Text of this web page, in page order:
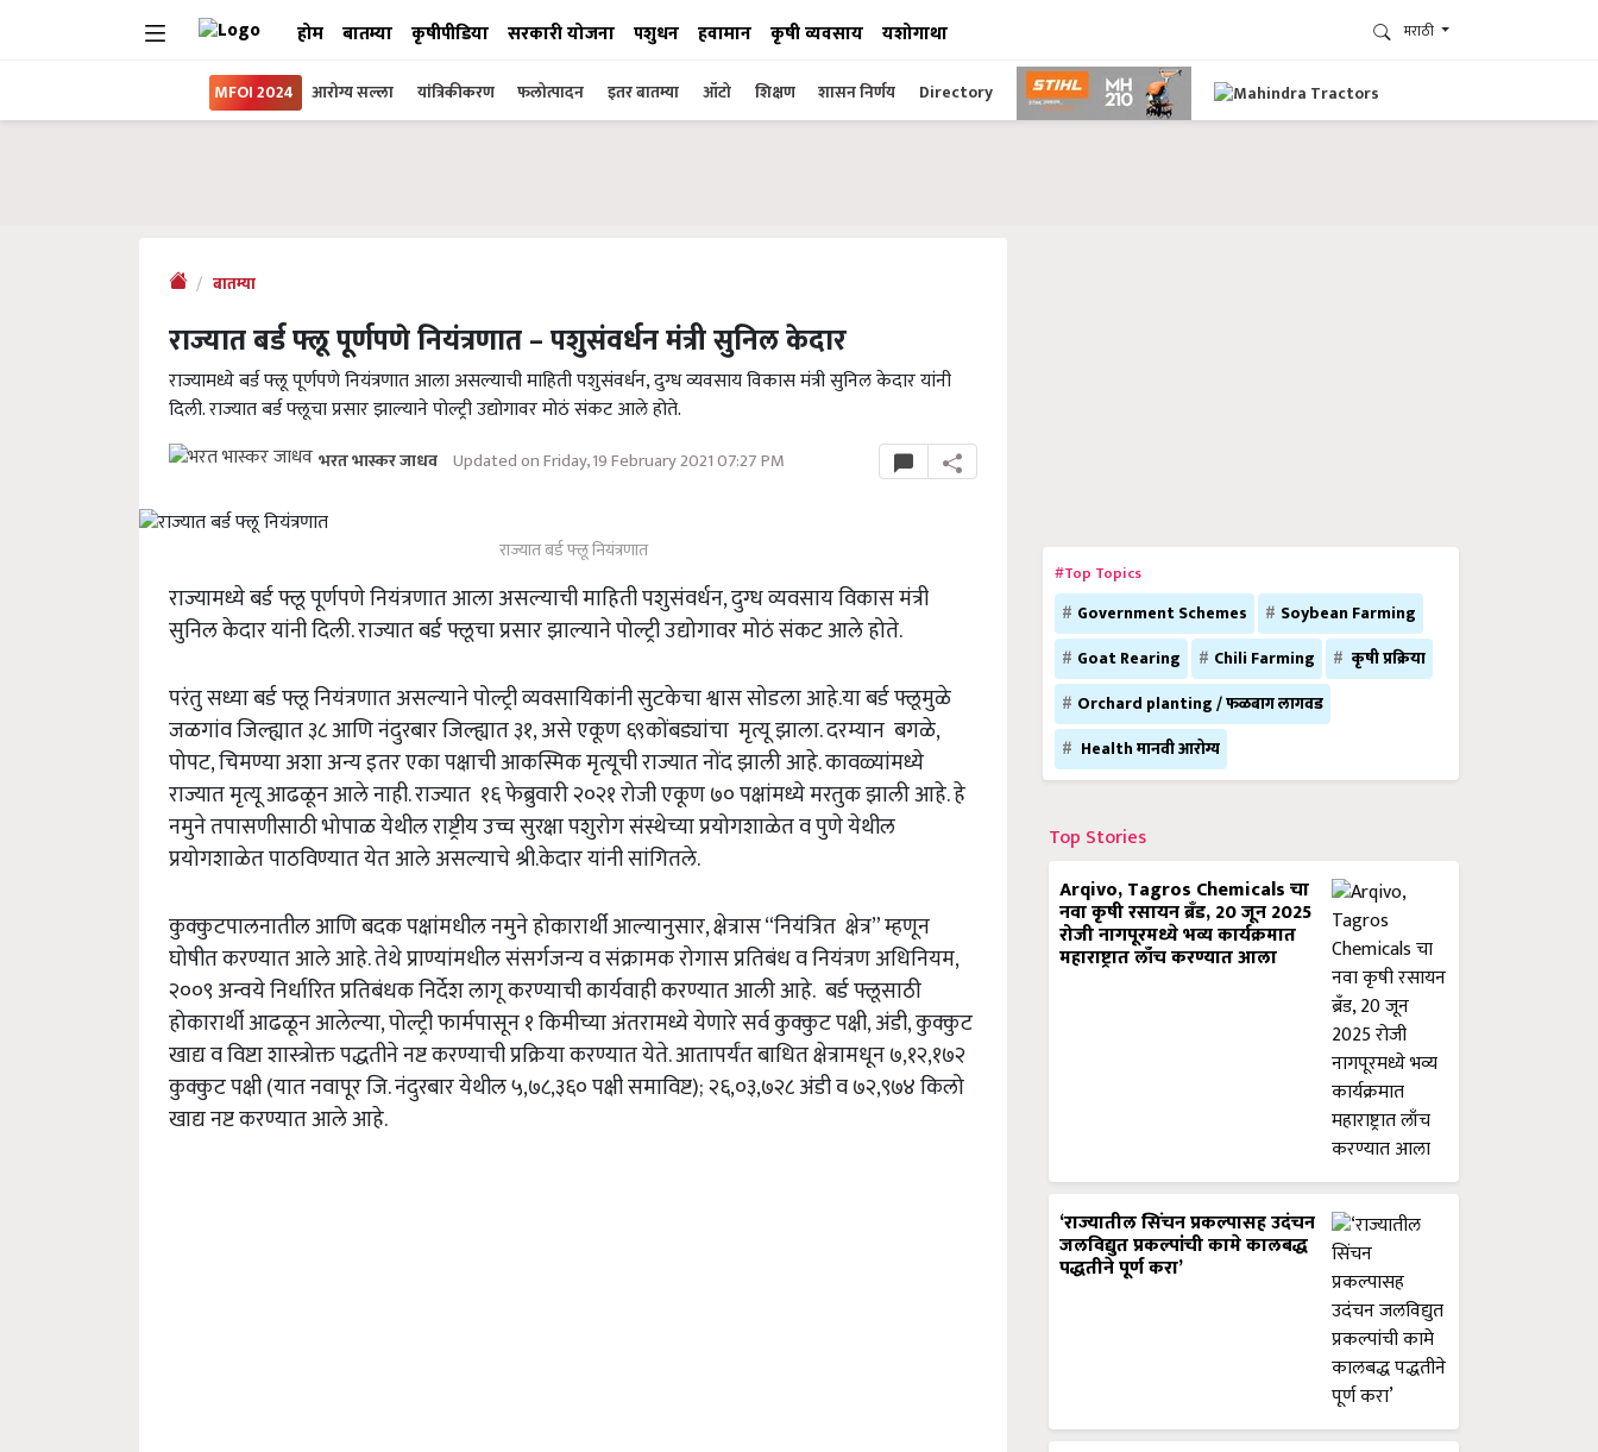
होम बातम्या कृषीपीडिया सरकारी योजना पशुधन हवामान कृषी व्यवसाय यशोगाथा मराठी
MFOI 2024 आरोग्य सल्ला यांत्रिकीकरण फलोत्पादन इतर बातम्या ऑटो शिक्षण शासन निर्णय Directory
बातम्या
राज्यात बर्ड फ्लू पूर्णपणे नियंत्रणात – पशुसंवर्धन मंत्री सुनिल केदार
राज्यामध्ये बर्ड फ्लू पूर्णपणे नियंत्रणात आला असल्याची माहिती पशुसंवर्धन, दुग्ध व्यवसाय विकास मंत्री सुनिल केदार यांनी
दिली. राज्यात बर्ड फ्लूचा प्रसार झाल्याने पोल्ट्री उद्योगावर मोठं संकट आले होते.
भरत भास्कर जाधव Updated on Friday, 19 February 2021 07:27 PM
राज्यात बर्ड फ्लू नियंत्रणात
राज्यामध्ये बर्ड फ्लू पूर्णपणे नियंत्रणात आला असल्याची माहिती पशुसंवर्धन,दुग्ध व्यवसाय विकास मंत्री
सुनिल केदार यांनी दिली. राज्यात बर्ड फ्लूचा प्रसार झाल्याने पोल्ट्री उद्योगावर मोठं संकट आले होते.
परंतु सध्या बर्ड फ्लू नियंत्रणात असल्याने पोल्ट्री व्यवसायिकांनी सुटकेचा श्वास सोडला आहे.या बर्ड फ्लूमुळे
जळगांव जिल्ह्यात ३८ आणि नंदुरबार जिल्ह्यात ३१,असे एकूण ६९कोंबड्यांचा मृत्यू झाला. दरम्यान बगळे,
पोपट,चिमण्या अशा अन्य इतर एका पक्षाची आकस्मिक मृत्यूची राज्यात नोंद झाली आहे. कावळ्यांमध्ये
राज्यात मृत्यू आढळून आले नाही. राज्यात १६ फेब्रुवारी २०२१ रोजी एकूण ७० पक्षांमध्ये मरतुक झाली आहे. हे
नमुने तपासणीसाठी भोपाळ येथील राष्ट्रीय उच्च सुरक्षा पशुरोग संस्थेच्या प्रयोगशाळेत व पुणे येथील
प्रयोगशाळेत पाठविण्यात येत आले असल्याचे श्री.केदार यांनी सांगितले.
कुक्कुटपालनातील आणि बदक पक्षांमधील नमुने होकारार्थी आल्यानुसार,क्षेत्रास “नियंत्रित क्षेत्र” म्हणून
घोषीत करण्यात आले आहे. तेथे प्राण्यांमधील संसर्गजन्य व संक्रामक रोगास प्रतिबंध व नियंत्रण अधिनियम,
२००९ अन्वये निर्धारित प्रतिबंधक निर्देश लागू करण्याची कार्यवाही करण्यात आली आहे. बर्ड फ्लूसाठी
होकारार्थी आढळून आलेल्या,पोल्ट्री फार्मपासून १ किमीच्या अंतरामध्ये येणारे सर्व कुक्कुट पक्षी,अंडी,कुक्कुट
खाद्य व विष्टा शास्त्रोक्त पद्धतीने नष्ट करण्याची प्रक्रिया करण्यात येते. आतापर्यंत बाधित क्षेत्रामधून ७,१२,१७२
कुक्कुट पक्षी (यात नवापूर जि. नंदुरबार येथील ५,७८,३६० पक्षी समाविष्ट);२६,०३,७२८ अंडी व ७२,९७४ किलो
खाद्य नष्ट करण्यात आले आहे.
#Top Topics
Government Schemes
Soybean Farming
Goat Rearing
Chili Farming
कृषी प्रक्रिया
Orchard planting / फळबाग लागवड
Health मानवी आरोग्य
Top Stories
Arqivo, Tagros Chemicals चा
नवा कृषी रसायन ब्रँड, 20 जून 2025
रोजी नागपूरमध्ये भव्य कार्यक्रमात
महाराष्ट्रात लाँच करण्यात आला
‘राज्यातील सिंचन प्रकल्पासह उदंचन
जलविद्युत प्रकल्पांची कामे कालबद्ध
पद्धतीने पूर्ण करा’